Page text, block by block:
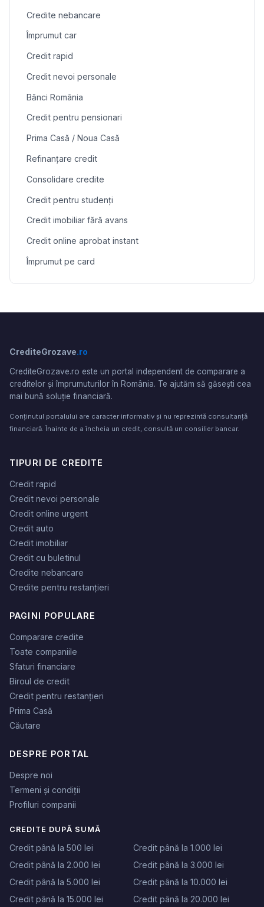
Credite nebancare
Împrumut car
Credit rapid
Credit nevoi personale
Bănci România
Credit pentru pensionari
Prima Casă / Noua Casă
Refinanțare credit
Consolidare credite
Credit pentru studenți
Credit imobiliar fără avans
Credit online aprobat instant
Împrumut pe card
CrediteGrozave.ro
CrediteGrozave.ro este un portal independent de comparare a
creditelor și împrumuturilor în România. Te ajutăm să găsești cea
mai bună soluție financiară.
Conținutul portalului are caracter informativ și nu reprezintă consultanță
financiară. Înainte de a încheia un credit, consultă un consilier bancar.
TIPURI DE CREDITE
Credit rapid
Credit nevoi personale
Credit online urgent
Credit auto
Credit imobiliar
Credit cu buletinul
Credite nebancare
Credite pentru restanțieri
PAGINI POPULARE
Comparare credite
Toate companiile
Sfaturi financiare
Biroul de credit
Credit pentru restanțieri
Prima Casă
Căutare
DESPRE PORTAL
Despre noi
Termeni și condiții
Profiluri companii
CREDITE DUPĂ SUMĂ
Credit până la 500 lei
Credit până la 1.000 lei
Credit până la 2.000 lei
Credit până la 3.000 lei
Credit până la 5.000 lei
Credit până la 10.000 lei
Credit până la 15.000 lei
Credit până la 20.000 lei